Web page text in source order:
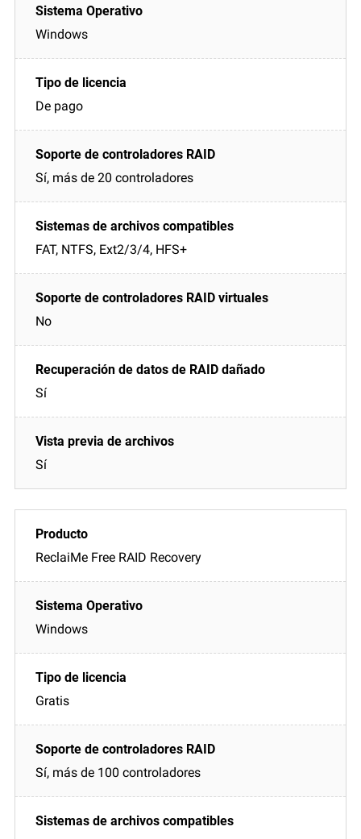
Windows
De pago
Sí, más de 20 controladores
FAT, NTFS, Ext2/3/4, HFS+
No
Sí
Sí
ReclaiMe Free RAID Recovery
Windows
Gratis
Sí, más de 100 controladores